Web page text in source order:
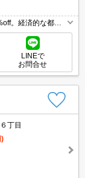
。経済的な都市
回7,700円、2,200
LINEで
お問合せ
丁目
)